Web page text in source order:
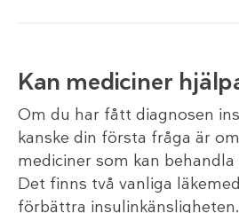
Kan mediciner
Om du har fått diagnosen
kanske din första fråga är
mediciner som kan
Det finns två vanliga
förbättra insulinkänsligheten.